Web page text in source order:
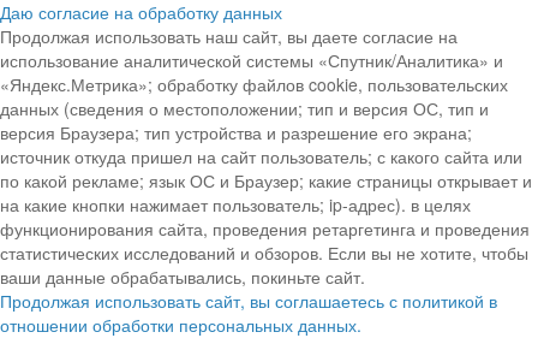
Даю согласие на обработку данных
Продолжая использовать наш сайт, вы даете согласие на
использование аналитической системы «Спутник/Аналитика» и
«Яндекс.Метрика»; обработку файлов cookie, пользовательских
данных (сведения о местоположении; тип и версия ОС, тип и
версия Браузера; тип устройства и разрешение его экрана;
источник откуда пришел на сайт пользователь; с какого сайта или
по какой рекламе; язык ОС и Браузер; какие страницы открывает и
на какие кнопки нажимает пользователь; ip-адрес). в целях
функционирования сайта, проведения ретаргетинга и проведения
статистических исследований и обзоров. Если вы не хотите, чтобы
ваши данные обрабатывались, покиньте сайт.
Продолжая использовать сайт, вы соглашаетесь с политикой в
отношении обработки персональных данных.